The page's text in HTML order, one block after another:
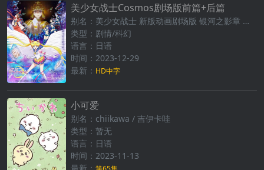
美少女战士Cosmos剧场版前篇+后篇
别名：美少女战士 新版动画剧场版 银河之影章 前篇
类型：剧情/科幻
语言：日语
时间：2023-12-29
最新： HD中字
小可爱
别名：chiikawa / 吉伊卡哇
类型：暂无
语言：日语
时间：2023-11-13